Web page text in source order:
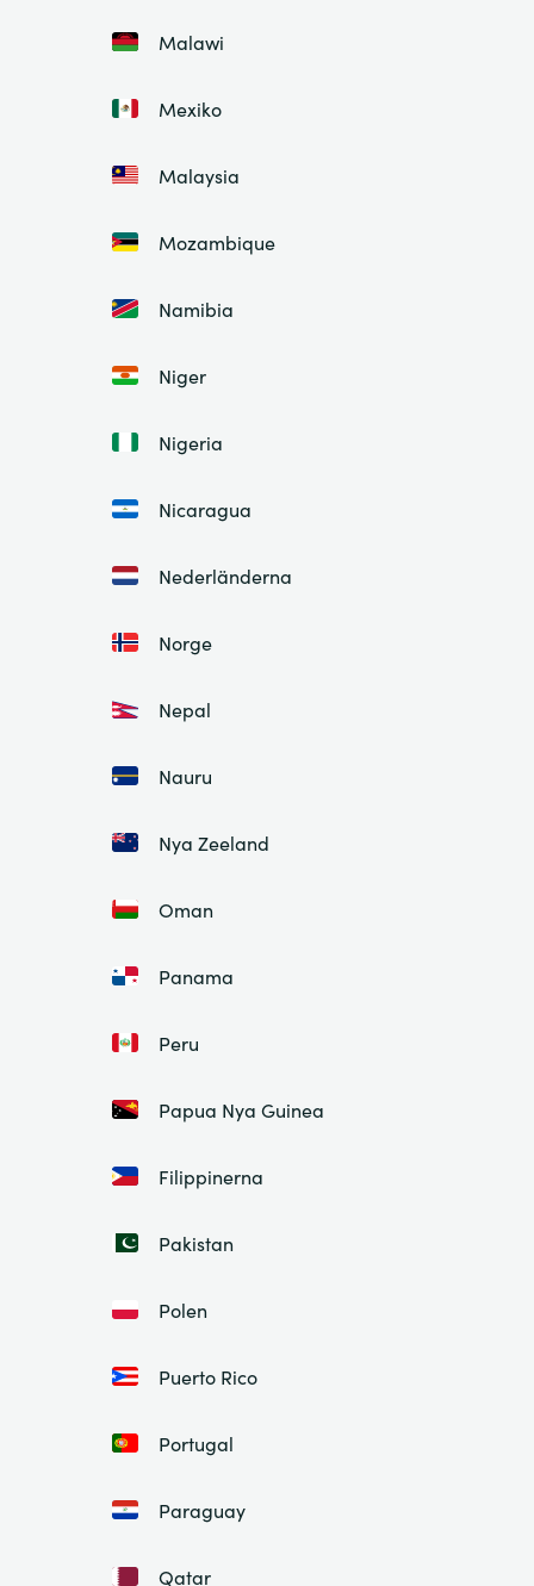
Malawi
Mexiko
Malaysia
Mozambique
Namibia
Niger
Nigeria
Nicaragua
Nederländerna
Norge
Nepal
Nauru
Nya Zeeland
Oman
Panama
Peru
Papua Nya Guinea
Filippinerna
Pakistan
Polen
Puerto Rico
Portugal
Paraguay
Qatar